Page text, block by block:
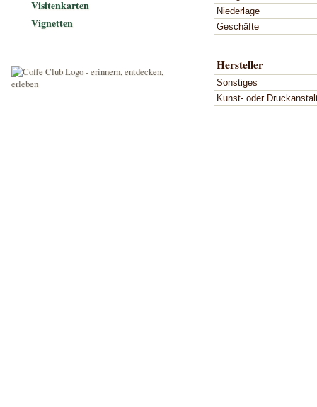
Niederlage
Geschäfte
Hersteller
Sonstiges
Kunst- oder
Visitenkarten
Vignetten